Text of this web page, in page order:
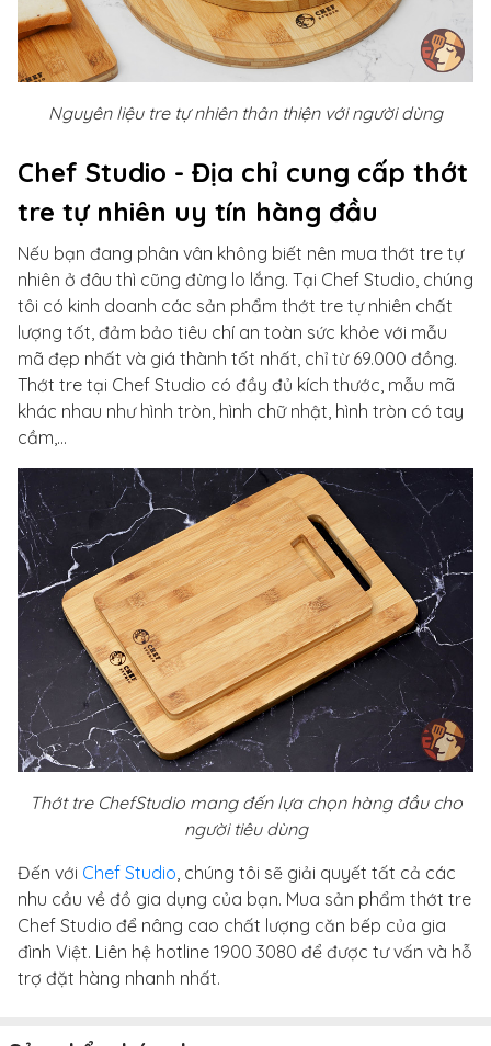
Nguyên liệu tre tự nhiên thân thiện với người dùng
Chef Studio - Địa chỉ cung cấp thớt
tre tự nhiên uy tín hàng đầu
Nếu bạn đang phân vân không biết nên mua thớt tre tự
nhiên ở đâu thì cũng đừng lo lắng. Tại Chef Studio, chúng
tôi có kinh doanh các sản phẩm thớt tre tự nhiên chất
lượng tốt, đảm bảo tiêu chí an toàn sức khỏe với mẫu
mã đẹp nhất và giá thành tốt nhất, chỉ từ 69.000 đồng.
Thớt tre tại Chef Studio có đầy đủ kích thước, mẫu mã
khác nhau như hình tròn, hình chữ nhật, hình tròn có tay
cầm,...
Thớt tre ChefStudio mang đến lựa chọn hàng đầu cho
người tiêu dùng
Đến với Chef Studio, chúng tôi sẽ giải quyết tất cả các
nhu cầu về đồ gia dụng của bạn. Mua sản phẩm thớt tre
Chef Studio để nâng cao chất lượng căn bếp của gia
đình Việt. Liên hệ hotline 1900 3080 để được tư vấn và hỗ
trợ đặt hàng nhanh nhất.